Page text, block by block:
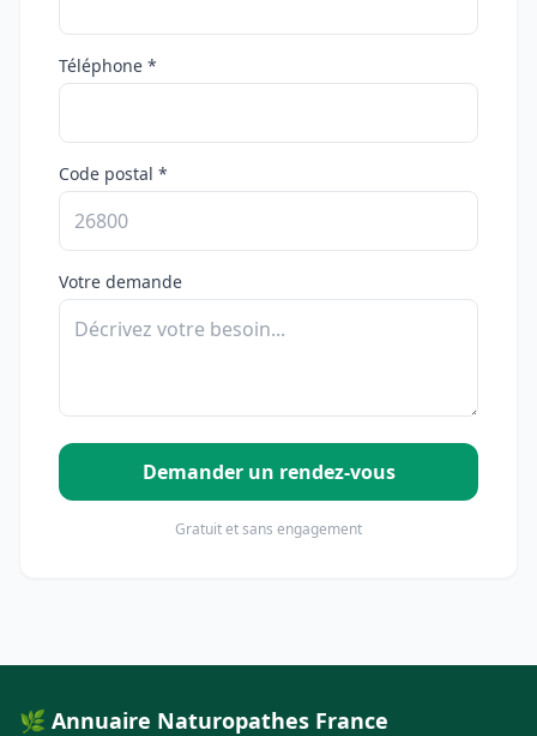
Téléphone *
Code postal *
Votre demande
Demander un rendez-vous
Gratuit et sans engagement
🌿 Annuaire Naturopathes France